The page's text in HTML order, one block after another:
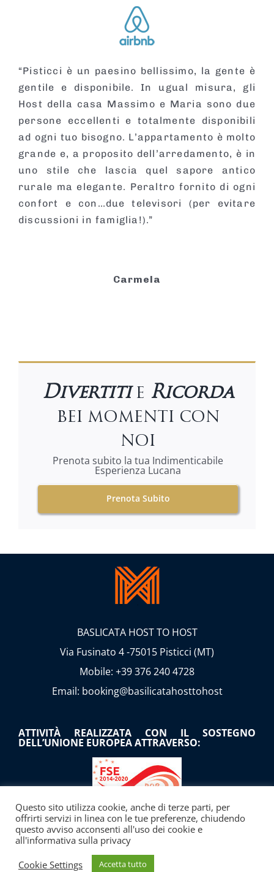
“Pisticci è un paesino bellissimo, la gente è
gentile e disponibile. In ugual misura, gli
Host della casa Massimo e Maria sono due
persone eccellenti e totalmente disponibili
ad ogni tuo bisogno. L’appartamento è molto
grande e, a proposito dell’arredamento, è in
uno stile che lascia quel sapore antico
rurale ma elegante. Peraltro fornito di ogni
confort e con…due televisori (per evitare
discussioni in famiglia!).”
Carmela
Divertitie Ricorda
bei momenti con
noi
Prenota subito la tua Indimenticabile
Esperienza Lucana
Prenota Subito
BASLICATA HOST TO HOST
Via Fusinato 4 -75015 Pisticci (MT)
Mobile: +39 376 240 4728
Email: booking@basilicatahosttohost
ATTIVITÀ REALIZZATA CON IL SOSTEGNO
DELL’UNIONE EUROPEA ATTRAVERSO:
Tramite il ricorso al MICROCREDITO A di cui alla
DGR Basilicata n. 1226 del 30/11/2018
Questo sito utilizza cookie, anche di terze parti, per
offrirti servizi in linea con le tue preferenze, chiudendo
questo avviso acconsenti all'uso dei cookie e
all'informativa sulla privacy
Cookie Settings
Accetta tutto